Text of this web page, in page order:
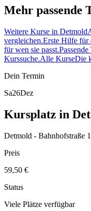
Mehr passende
Weitere Kurse in Detmold
vergleichen.Erste Hilfe für
für wen sie passt.
Kurssuche.Alle KurseDie
Dein Termin
Sa26Dez
Kursplatz in
Detmold - Bahnhofstraße
Preis
59,50 €
Status
Viele Plätze verfügbar